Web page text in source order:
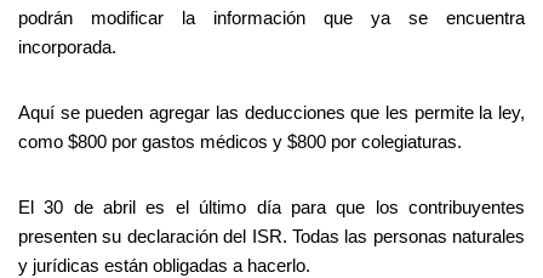
podrán modificar la información que ya se encuentra
incorporada.
Aquí se pueden agregar las deducciones que les permite la ley,
como $800 por gastos médicos y $800 por colegiaturas.
El 30 de abril es el último día para que los contribuyentes
presenten su declaración del ISR. Todas las personas naturales
y jurídicas están obligadas a hacerlo.